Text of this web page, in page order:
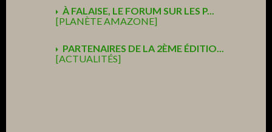
À FALAISE, LE FORUM SUR LES P...
[PLANÈTE AMAZONE]
PARTENAIRES DE LA 2ÈME ÉDITIO...
[ACTUALITÉS]